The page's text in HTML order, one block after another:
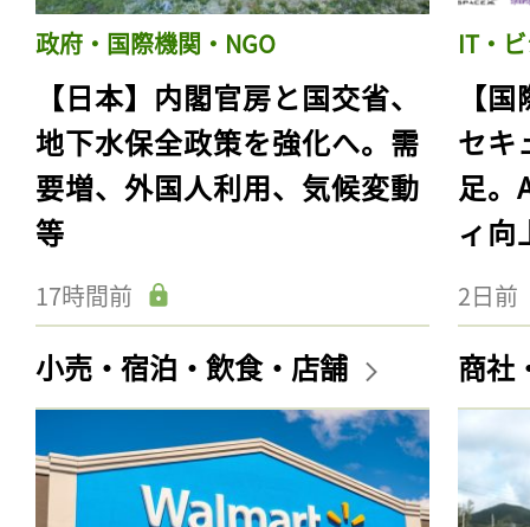
政府・国際機関・NGO
【日本】内閣官房と国交省、
地下水保全政策を強化へ。需
要増、外国人利用、気候変動
等
17時間前
IT・
【
セキ
足。
ィ向
2日前
小売・宿泊・飲食・店舗 商社